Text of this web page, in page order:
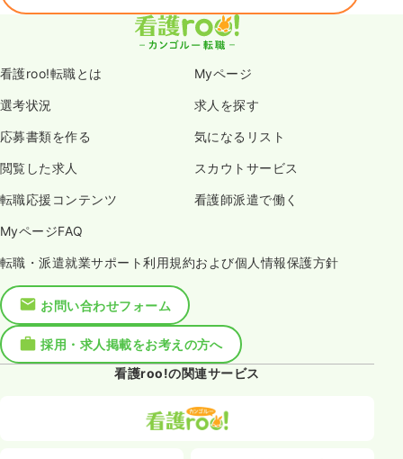
看護roo!転職とは Myページ
選考状況 求人を探す
応募書類を作る 気になるリスト
閲覧した求人 スカウトサービス
転職応援コンテンツ 看護師派遣で働く
MyページFAQ
転職・派遣就業サポート利用規約および個人情報保護方針
お問い合わせフォーム
採用・求人掲載をお考えの方へ
看護roo!の関連サービス